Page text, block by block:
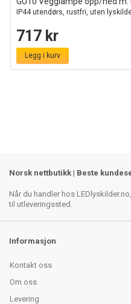
IP44 utendørs, rustfri, uten
717 kr
Legg i kurv
Norsk nettbutikk | Beste
Når du handler hos
til utleveringssted.
Informasjon
Kontakt oss
Om oss
Levering